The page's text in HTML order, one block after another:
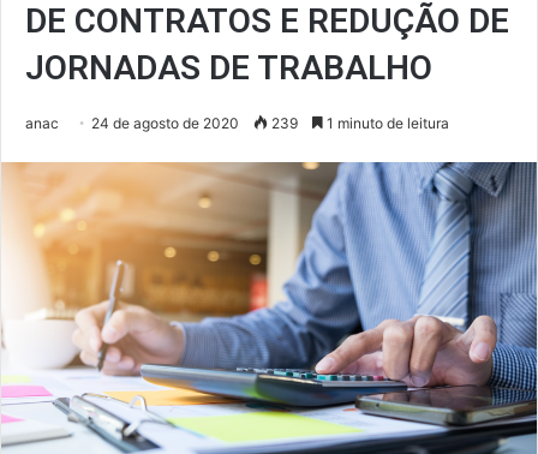
DE CONTRATOS E REDUÇÃO DE
JORNADAS DE TRABALHO
anac 24 de agosto de 2020 239 1 minuto de leitura